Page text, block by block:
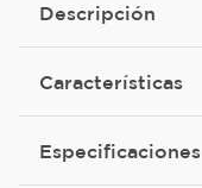
Descripción
Características
Especificaciones